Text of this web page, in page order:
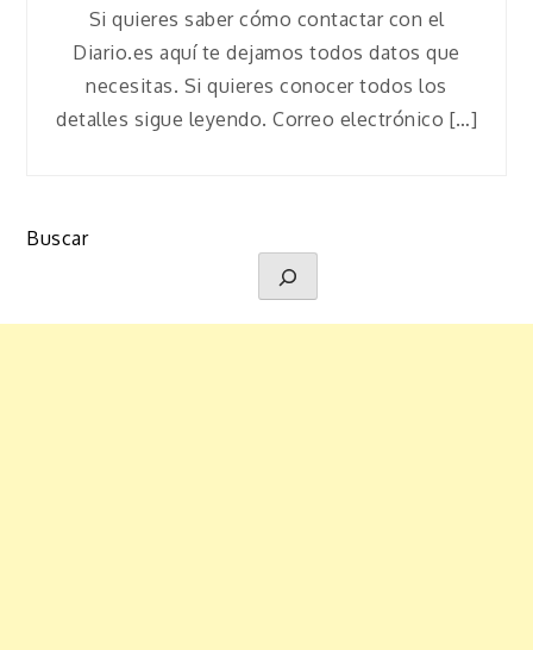
Si quieres saber cómo contactar con el
Diario.es aquí te dejamos todos datos que
necesitas. Si quieres conocer todos los
detalles sigue leyendo. Correo electrónico […]
Buscar